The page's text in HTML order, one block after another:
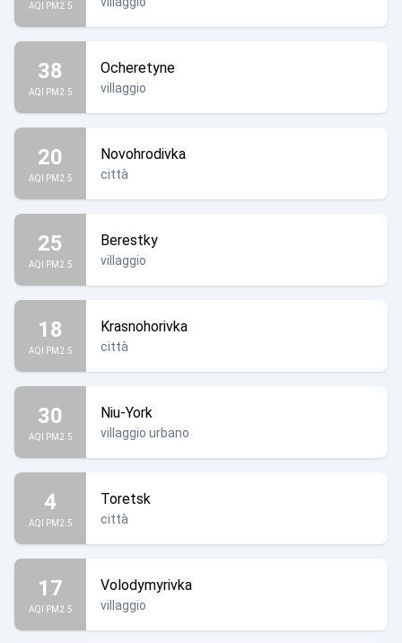
AQI PM2.5
38
AQI PM2.5
Ocheretyne
villaggio
20
AQI PM2.5
Novohrodivka
città
25
AQI PM2.5
Berestky
villaggio
18
AQI PM2.5
Krasnohorivka
città
30
AQI PM2.5
Niu-York
villaggio urbano
4
AQI PM2.5
Toretsk
città
17
AQI PM2.5
Volodymyrivka
villaggio